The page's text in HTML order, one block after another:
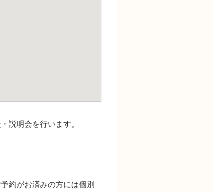
説明会を行います。
約がお済みの方には個別